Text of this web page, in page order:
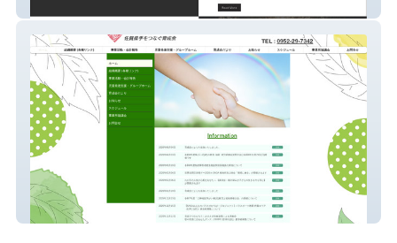
佐賀県手をつなぐ育成会